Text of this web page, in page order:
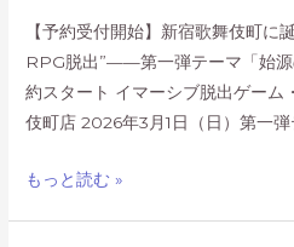
【予約受付開始】新宿歌舞伎町に
RPG脱出”——第一弾テーマ「始源
約スタート イマーシブ脱出ゲーム
伎町店 2026年3月1日（日）第一
【予
もっと読む »